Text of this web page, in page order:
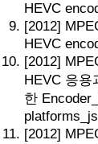
HEVC
[2012]
HEVC
[2012]
HEVC 응용
한
[2012]